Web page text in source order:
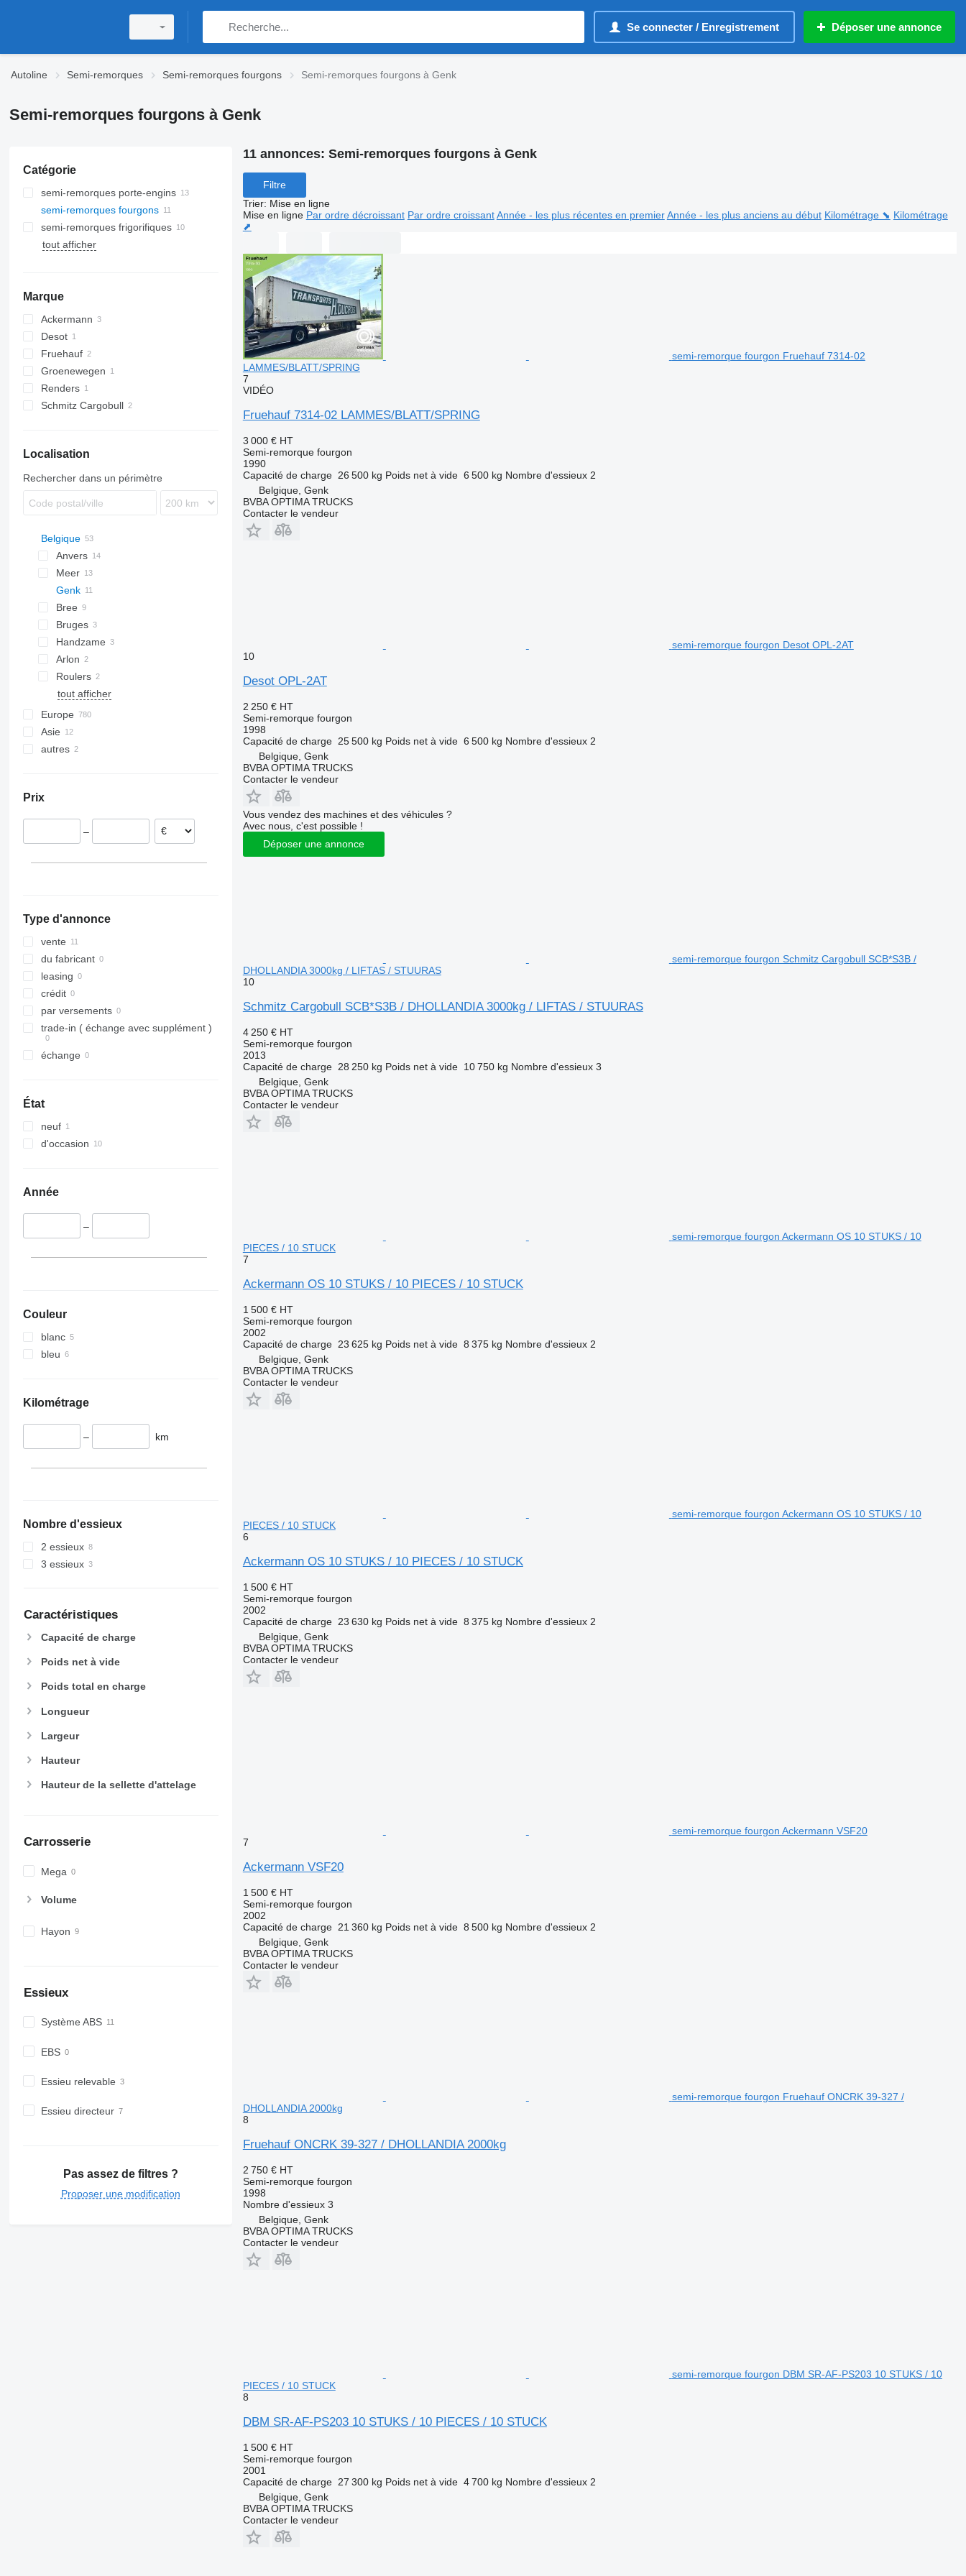
Se connecter / Enregistrement Déposer une annonce
Autoline Semi-remorques Semi-remorques fourgons Semi-remorques fourgons à Genk
Semi-remorques fourgons à Genk
Catégorie
semi-remorques porte-engins
semi-remorques fourgons
semi-remorques frigorifiques
tout afficher
Marque
Ackermann
Desot
OPL
Fruehauf
Groenewegen
Renders
Schmitz Cargobull
SKO
Localisation
Rechercher dans un périmètre
Belgique
Anvers
Meer
Genk
Bree
Bruges
Handzame
Arlon
Roulers
tout afficher
Europe
Allemagne
Danemark
Royaume-Uni
Asie
Chine
autres
Prix
–
Type d'annonce
vente
du fabricant
leasing
crédit
par versements
trade-in ( échange avec supplément )
échange
État
neuf
d'occasion
Année
–
Couleur
blanc
bleu
Kilométrage
– km
Nombre d'essieux
2 essieux
3 essieux
Caractéristiques
Capacité de charge
Poids net à vide
Poids total en charge
Longueur
Largeur
Hauteur
Hauteur de la sellette d'attelage
Carrosserie
Mega
Volume
Hayon
Essieux
Système ABS
EBS
Essieu relevable
Essieu directeur
Pas assez de filtres ?
Proposer une modification
11 annonces: Semi-remorques fourgons à Genk
Filtre
Trier: Mise en ligne
Mise en ligne Par ordre décroissant Par ordre croissant Année - les plus récentes en premier Année - les plus anciens au début Kilométrage ⬊ Kilométrage
⬈
semi-remorque fourgon Fruehauf 7314-02
LAMMES/BLATT/SPRING
7
VIDÉO
Fruehauf 7314-02 LAMMES/BLATT/SPRING
3 000 € HT
Semi-remorque fourgon
1990
Capacité de charge 26 500 kg Poids net à vide 6 500 kg Nombre d'essieux 2
Belgique, Genk
BVBA OPTIMA TRUCKS
Contacter le vendeur
semi-remorque fourgon Desot OPL-2AT
10
Desot OPL-2AT
2 250 € HT
Semi-remorque fourgon
1998
Capacité de charge 25 500 kg Poids net à vide 6 500 kg Nombre d'essieux 2
Belgique, Genk
BVBA OPTIMA TRUCKS
Contacter le vendeur
Vous vendez des machines et des véhicules ?
Avec nous, c'est possible !
Déposer une annonce
semi-remorque fourgon Schmitz Cargobull SCB*S3B /
DHOLLANDIA 3000kg / LIFTAS / STUURAS
10
Schmitz Cargobull SCB*S3B / DHOLLANDIA 3000kg / LIFTAS / STUURAS
4 250 € HT
Semi-remorque fourgon
2013
Capacité de charge 28 250 kg Poids net à vide 10 750 kg Nombre d'essieux 3
Belgique, Genk
BVBA OPTIMA TRUCKS
Contacter le vendeur
semi-remorque fourgon Ackermann OS 10 STUKS / 10
PIECES / 10 STUCK
7
Ackermann OS 10 STUKS / 10 PIECES / 10 STUCK
1 500 € HT
Semi-remorque fourgon
2002
Capacité de charge 23 625 kg Poids net à vide 8 375 kg Nombre d'essieux 2
Belgique, Genk
BVBA OPTIMA TRUCKS
Contacter le vendeur
semi-remorque fourgon Ackermann OS 10 STUKS / 10
PIECES / 10 STUCK
6
Ackermann OS 10 STUKS / 10 PIECES / 10 STUCK
1 500 € HT
Semi-remorque fourgon
2002
Capacité de charge 23 630 kg Poids net à vide 8 375 kg Nombre d'essieux 2
Belgique, Genk
BVBA OPTIMA TRUCKS
Contacter le vendeur
semi-remorque fourgon Ackermann VSF20
7
Ackermann VSF20
1 500 € HT
Semi-remorque fourgon
2002
Capacité de charge 21 360 kg Poids net à vide 8 500 kg Nombre d'essieux 2
Belgique, Genk
BVBA OPTIMA TRUCKS
Contacter le vendeur
semi-remorque fourgon Fruehauf ONCRK 39-327 /
DHOLLANDIA 2000kg
8
Fruehauf ONCRK 39-327 / DHOLLANDIA 2000kg
2 750 € HT
Semi-remorque fourgon
1998
Nombre d'essieux 3
Belgique, Genk
BVBA OPTIMA TRUCKS
Contacter le vendeur
semi-remorque fourgon DBM SR-AF-PS203 10 STUKS / 10
PIECES / 10 STUCK
8
DBM SR-AF-PS203 10 STUKS / 10 PIECES / 10 STUCK
1 500 € HT
Semi-remorque fourgon
2001
Capacité de charge 27 300 kg Poids net à vide 4 700 kg Nombre d'essieux 2
Belgique, Genk
BVBA OPTIMA TRUCKS
Contacter le vendeur